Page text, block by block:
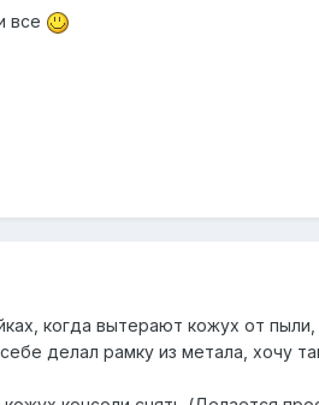
все
когда вытерают кожух от
делал рамку из метала, хочу